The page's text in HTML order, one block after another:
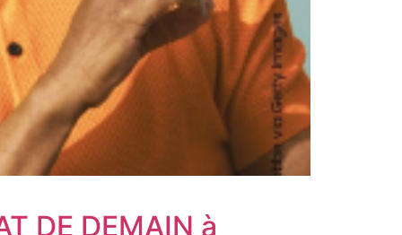
DE DEMAIN à